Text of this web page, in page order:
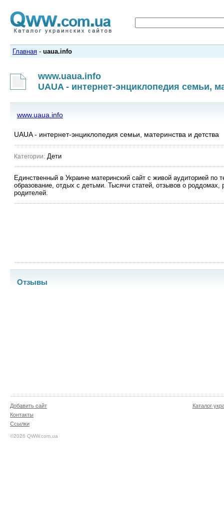
Главная - uaua.info
www.uaua.info
UAUA - интернет-энциклопедия семьи,
www.uaua.info
UAUA - интернет-энциклопедия семьи, материнства и детства
Категории: Дети
Единственный в Украине материнский сайт с живой аудиторией по
образование, отдых с детьми. Тысячи статей, отзывов о
родителей.
Отзывы
Добавить сайт
Контакты
Ссылки
©2026 QWW.com.ua
Каталог